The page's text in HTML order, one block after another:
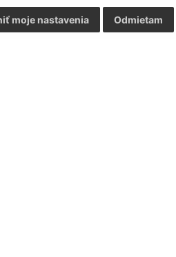
Odmietam
moje nastavenia